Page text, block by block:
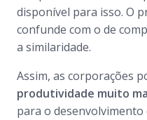
disponível para isso. O
confunde com o de
a similaridade.
Assim, as corporações
produtividade muito
para o desenvolvimento